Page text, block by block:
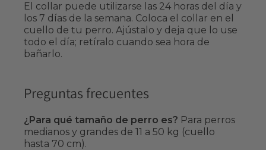
El collar puede utilizarse las 24 horas del día y
los 7 días de la semana. Coloca el collar en el
cuello de tu perro. Ajústalo y deja que lo use
todo el día; retíralo cuando sea hora de
bañarlo.
Preguntas frecuentes
¿Para qué tamaño de perro es? Para perros
medianos y grandes de 11 a 50 kg (cuello
hasta 70 cm).